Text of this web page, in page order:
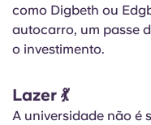
como Digbeth ou
autocarro, um passe
o investimento.
Lazer 💃
A universidade não é